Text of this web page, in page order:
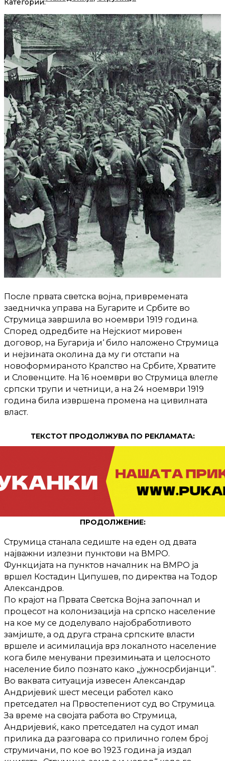
Категории:
После првата светска војна, привремената
заедничка управа на Бугарите и Србите во
Струмица завршила во ноември 1919 година.
Според одредбите на Нејскиот мировен
договор, на Бугарија и‘ било наложено Струмица
и нејзината околина да му ги отстапи на
новоформираното Кралство на Србите, Хрватите
и Словенците. На 16 ноември во Струмица влегле
српски трупи и четници, а на 24 ноември 1919
година била извршена промена на цивилната
власт.
ТЕКСТОТ ПРОДОЛЖУВА ПО РЕКЛАМАТА:
ПРОДОЛЖЕНИЕ:
Струмица станала седиште на еден од двата
најважни излезни пунктови на ВМРО.
Функцијата на пунктов началник на ВМРО ја
вршел Костадин Ципушев, по директва на Тодор
Александров.
По крајот на Првата Светска Војна започнал и
процесот на колонизација на српско население
на кое му се доделувало најобработливото
замјиште, а од друга страна српските власти
вршеле и асимилација врз локалното население
кога биле менувани презимињата и целосното
население било познато како „јужносрбијанци“.
Во ваквата ситуација извесен Александар
Андријевиќ шест месеци работел како
претседател на Првостепениот суд во Струмица.
За време на својата работа во Струмица,
Андријевиќ, како претседател на судот имал
прилика да разговара со прилично голем број
струмичани, по кое во 1923 година ја издал